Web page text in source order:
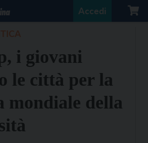
Accedi
i giovani
le città per la
mondiale della